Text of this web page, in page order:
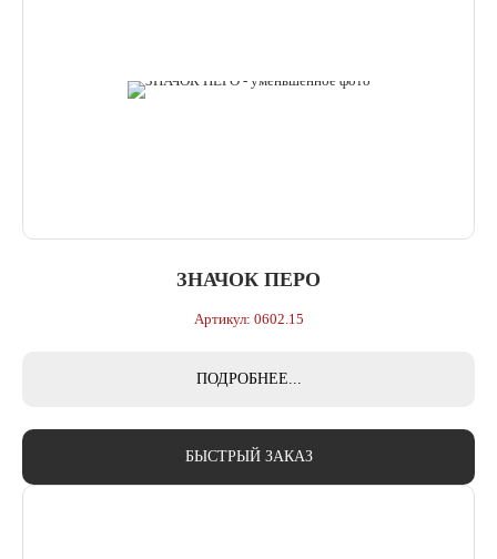
ЗНАЧОК ПЕРО
Артикул: 0602.15
ПОДРОБНЕЕ...
БЫСТРЫЙ ЗАКАЗ